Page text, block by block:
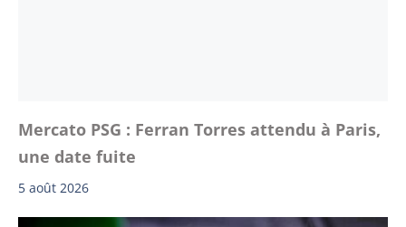
Mercato PSG : Ferran Torres attendu à Paris,
une date fuite
5 août 2026